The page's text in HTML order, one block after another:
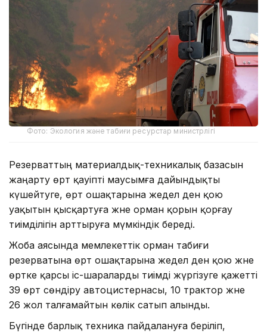
Фото: Экология және табиғи ресурстар министрлігі
Резерваттың материалдық-техникалық базасын
жаңарту өрт қауіпті маусымға дайындықты
күшейтуге, өрт ошақтарына жедел ден қою
уақытын қысқартуға және орман қорын қорғау
тиімділігін арттыруға мүмкіндік береді.
Жоба аясында мемлекеттік орман табиғи
резерватына өрт ошақтарына жедел ден қою және
өртке қарсы іс-шараларды тиімді жүргізуге қажетті
39 өрт сөндіру автоцистернасы, 10 трактор және
26 жол талғамайтын көлік сатып алынды.
Бүгінде барлық техника пайдалануға беріліп,